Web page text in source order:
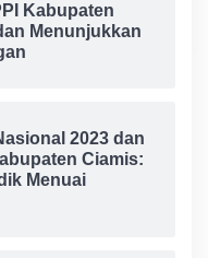
Kabupaten
Menunjukkan
2023 dan
Ciamis:
Menuai